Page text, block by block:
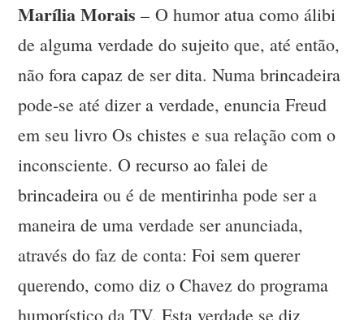
Marília Morais– O humor atua como álibi
de alguma verdade do sujeito que, até então,
não fora capaz de ser dita. Numa brincadeira
pode-se até dizer a verdade, enuncia Freud
em seu livro Os chistes e sua relação com o
inconsciente. O recurso ao falei de
brincadeira ou é de mentirinha pode ser a
maneira de uma verdade ser anunciada,
através do faz de conta: Foi sem querer
querendo, como diz o Chavez do programa
humorístico da TV. Esta verdade se diz